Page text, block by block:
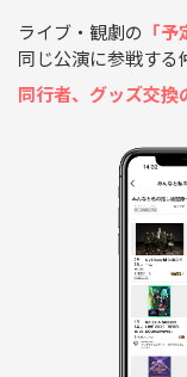
ライブ・観劇の 「予
同じ公演に参戦する
同行者、グッズ交換